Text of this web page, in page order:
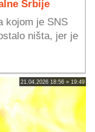
Srbije
kojom je SNS
ništa, jer je
21.04.2026 18:56 » 19:49